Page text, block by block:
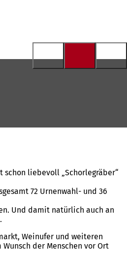
schon liebevoll „Schorlegräber“
72 Urnenwahl- und 36
Und damit natürlich auch an
Weinufer und weiteren
der Menschen vor Ort